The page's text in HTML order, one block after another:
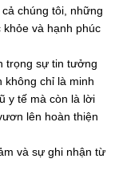
chúng tôi, những
và hạnh phúc
trọng sự tin tưởng
không chỉ là minh
y tế mà còn là lời
lên hoàn thiện
và sự ghi nhận từ